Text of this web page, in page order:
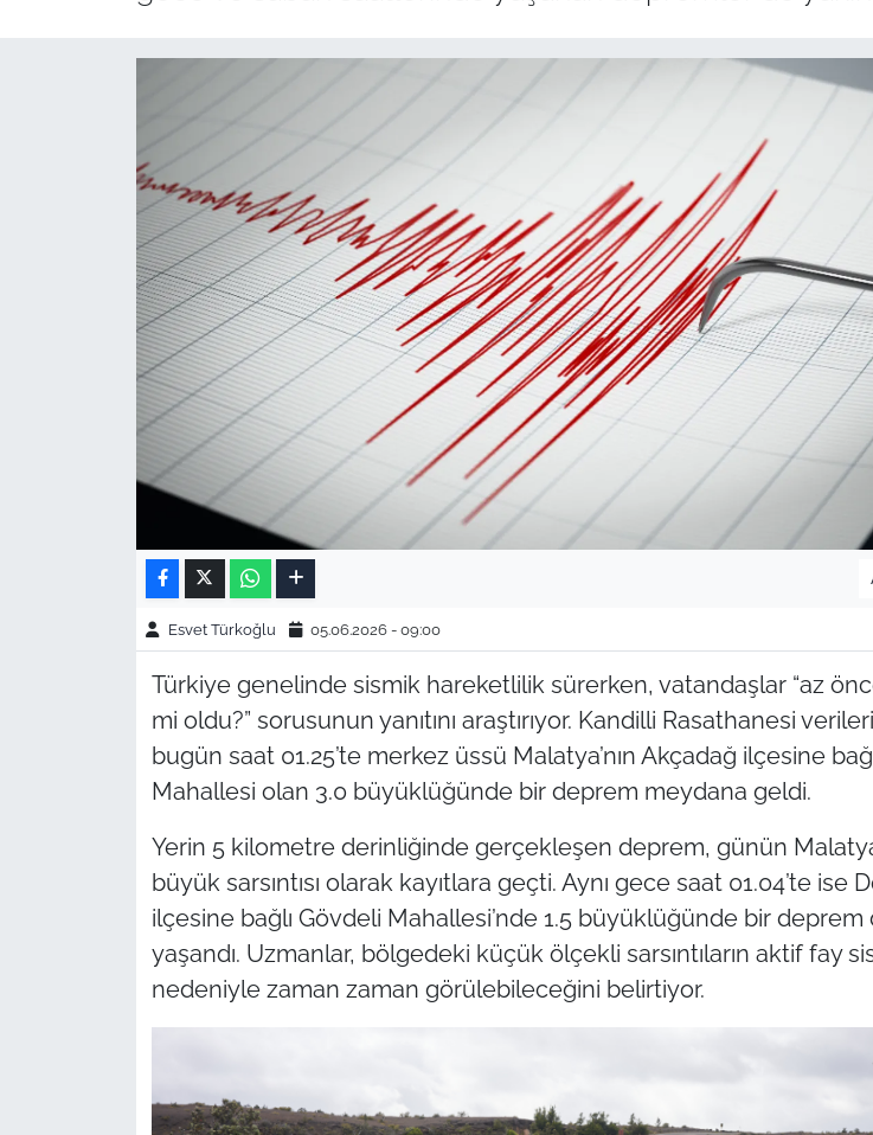
Esvet Türkoğlu 05.06.2026 - 09:00
Türkiye genelinde sismik hareketlilik sürerken, vatandaşlar “az
mi oldu?” sorusunun yanıtını araştırıyor. Kandilli Rasathanesi
bugün saat 01.25’te merkez üssü Malatya’nın Akçadağ ilçesine
Mahallesi olan 3.0 büyüklüğünde bir deprem meydana geldi.
Yerin 5 kilometre derinliğinde gerçekleşen deprem, günün
büyük sarsıntısı olarak kayıtlara geçti. Aynı gece saat 01.04’te ise
ilçesine bağlı Gövdeli Mahallesi’nde 1.5 büyüklüğünde bir deprem
yaşandı. Uzmanlar, bölgedeki küçük ölçekli sarsıntıların aktif fay
nedeniyle zaman zaman görülebileceğini belirtiyor.